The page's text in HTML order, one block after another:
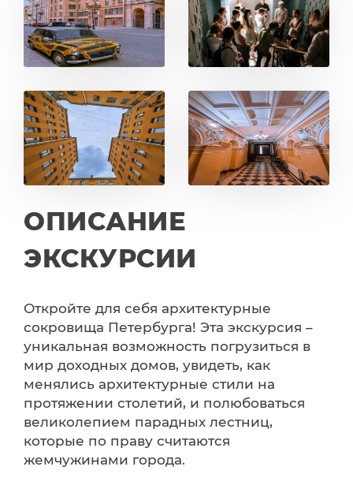
ОПИСАНИЕ
ЭКСКУРСИИ
Откройте для себя архитектурные
сокровища Петербурга! Эта экскурсия –
уникальная возможность погрузиться в
мир доходных домов, увидеть, как
менялись архитектурные стили на
протяжении столетий, и полюбоваться
великолепием парадных лестниц,
которые по праву считаются
жемчужинами города.